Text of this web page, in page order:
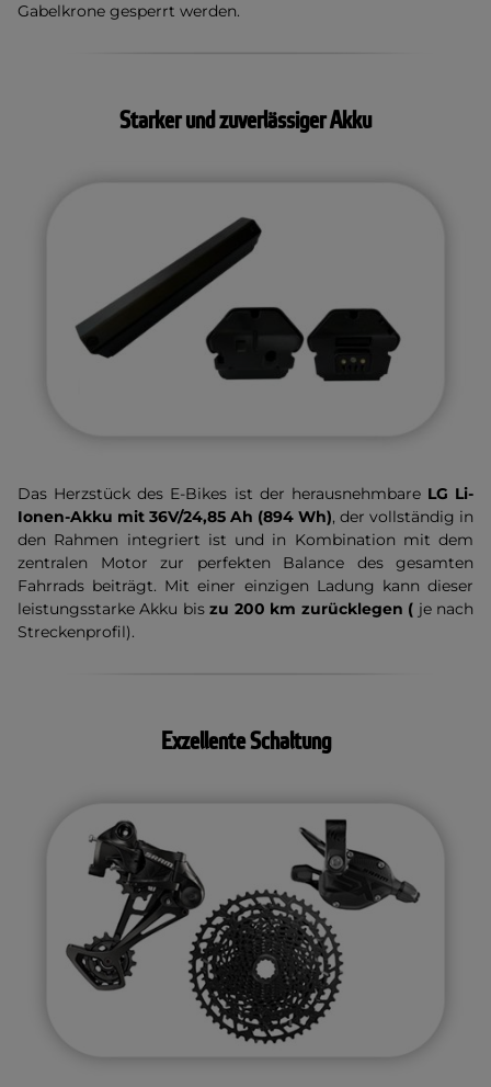
Gabelkrone gesperrt werden.
Starker und zuverlässiger Akku
Das Herzstück des E-Bikes ist der herausnehmbare LG Li-
Ionen-Akku mit 36V/24,85 Ah (894 Wh), der vollständig in
den Rahmen integriert ist und in Kombination mit dem
zentralen Motor zur perfekten Balance des gesamten
Fahrrads beiträgt. Mit einer einzigen Ladung kann dieser
leistungsstarke Akku biszu 200 km zurücklegen ( je nach
Streckenprofil).
Exzellente Schaltung